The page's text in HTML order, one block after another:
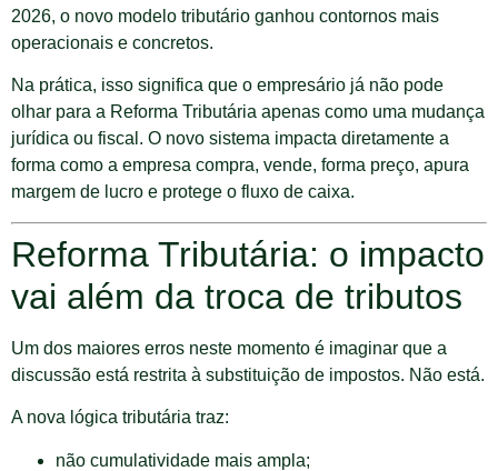
2026, o novo modelo tributário ganhou contornos mais
operacionais e concretos.
Na prática, isso significa que o empresário já não pode
olhar para a Reforma Tributária apenas como uma mudança
jurídica ou fiscal. O novo sistema impacta diretamente a
forma como a empresa compra, vende, forma preço, apura
margem de lucro e protege o fluxo de caixa.
Reforma Tributária: o impacto
vai além da troca de tributos
Um dos maiores erros neste momento é imaginar que a
discussão está restrita à substituição de impostos. Não está.
A nova lógica tributária traz:
não cumulatividade mais ampla;